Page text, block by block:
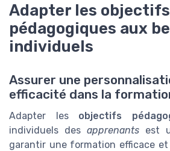
Adapter les objectifs
pédagogiques aux
individuels
Assurer une
efficacité dans la
Adapter les objectifs
individuels des apprenants est
garantir une formation efficace